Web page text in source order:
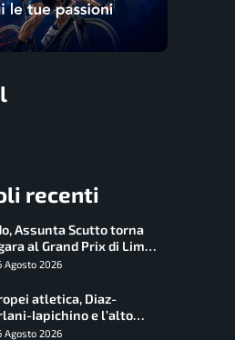
recenti
Assunta Scutto torna
al Grand Prix di Lima:
convocati
Agosto 2026
atletica, Diaz-
Iapichino e l’alto
l’Italia sogna nei
Agosto 2026